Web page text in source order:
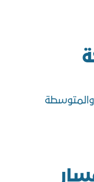
والمتوسطة